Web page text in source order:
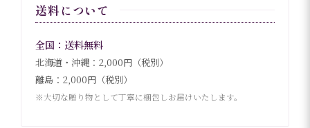
送料について
全国：送料無料
北海道・沖縄：2,000円（税別）
離島：2,000円（税別）
※大切な贈り物として丁寧に梱包しお届けいたします。